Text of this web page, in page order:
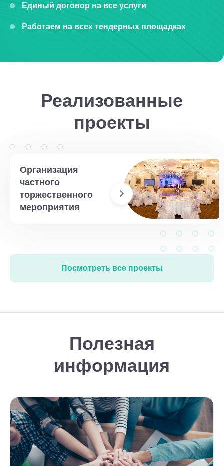
Единый договор на все услуги
Работаем на всех тендерных площадках
Реализованные
проекты
Организация
частного
торжественного
мероприятия
Посмотреть все проекты
Полезная
информация